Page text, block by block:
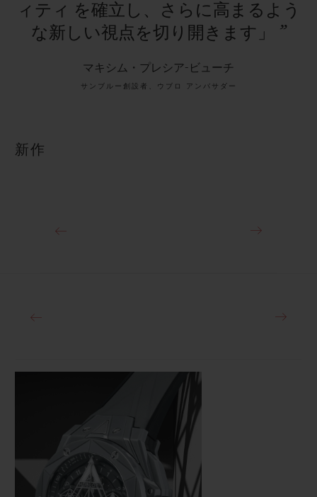
ィティ を確立し、さらに高まるよう
な新しい視点を切り開きます」
”
マキシム・プレシア-ビューチ
サンブルー創設者、ウブロ アンバサダー
新作